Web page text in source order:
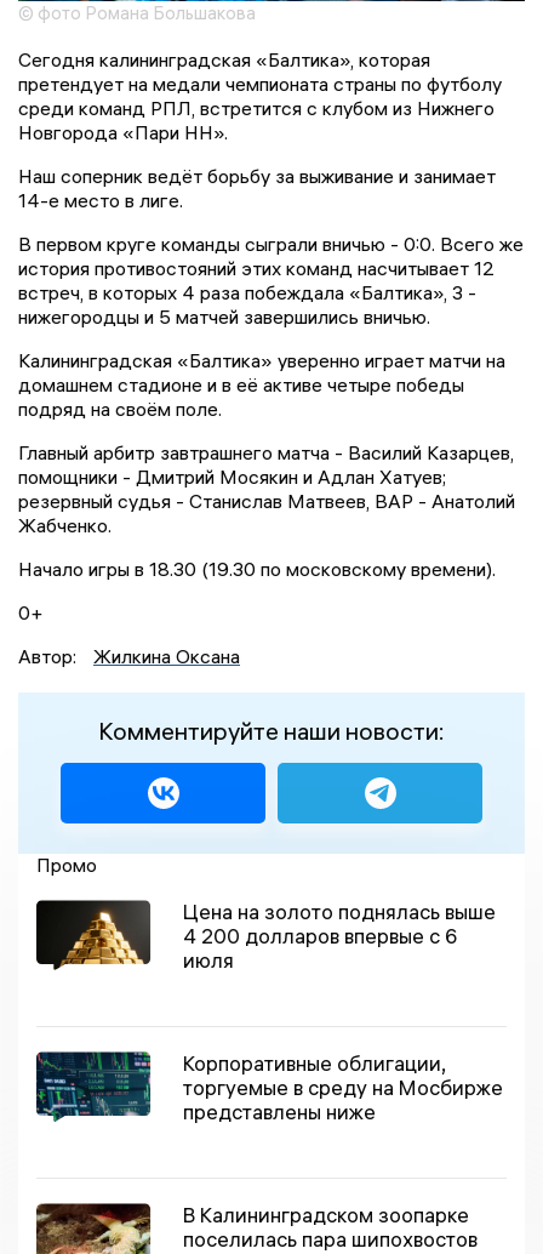
© фото Романа Большакова
Сегодня калининградская «Балтика», которая
претендует на медали чемпионата страны по футболу
среди команд РПЛ, встретится с клубом из Нижнего
Новгорода «Пари НН».
Наш соперник ведёт борьбу за выживание и занимает
14-е место в лиге.
В первом круге команды сыграли вничью - 0:0. Всего же
история противостояний этих команд насчитывает 12
встреч, в которых 4 раза побеждала «Балтика», 3 -
нижегородцы и 5 матчей завершились вничью.
Калининградская «Балтика» уверенно играет матчи на
домашнем стадионе и в её активе четыре победы
подряд на своём поле.
Главный арбитр завтрашнего матча - Василий Казарцев,
помощники - Дмитрий Мосякин и Адлан Хатуев;
резервный судья - Станислав Матвеев, ВАР - Анатолий
Жабченко.
Начало игры в 18.30 (19.30 по московскому времени).
0+
Автор:
Жилкина Оксана
Комментируйте наши новости:
Промо
Цена на золото поднялась выше
4 200 долларов впервые с 6
июля
Корпоративные облигации,
торгуемые в среду на Мосбирже
представлены ниже
В Калининградском зоопарке
поселилась пара шипохвостов